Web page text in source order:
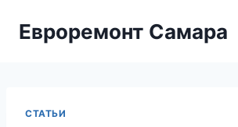
Евроремонт Самара
СТАТЬИ